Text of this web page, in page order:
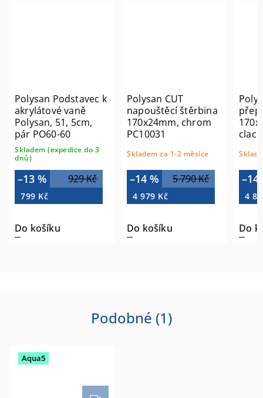
Polysan Podstavec k
akrylátové vaně
Polysan, 51, 5cm,
pár PO60-60
Skladem (expedice do 3
dnů)
929 Kč
–13 %
799 Kč
Do košíku
Polysan CUT
napouštěcí štěrbina
170x24mm, chrom
PC10031
Skladem za 1-2 měsíce
5 790 Kč
–14 %
4 979 Kč
Do košíku
–14
4
Do
Podobné (1)
Aqua5